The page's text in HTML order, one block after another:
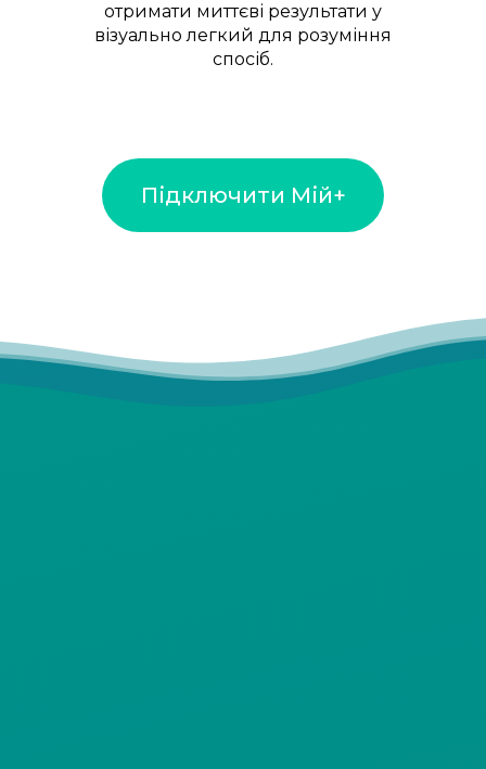
отримати миттєві результати у
візуально легкий для розуміння
спосіб.
Підключити Мій+